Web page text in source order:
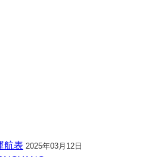
航表 2025年03月12日